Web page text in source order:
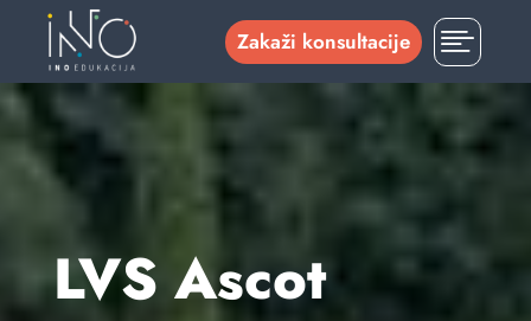
Zakaži konsultacije 
LVS Ascot